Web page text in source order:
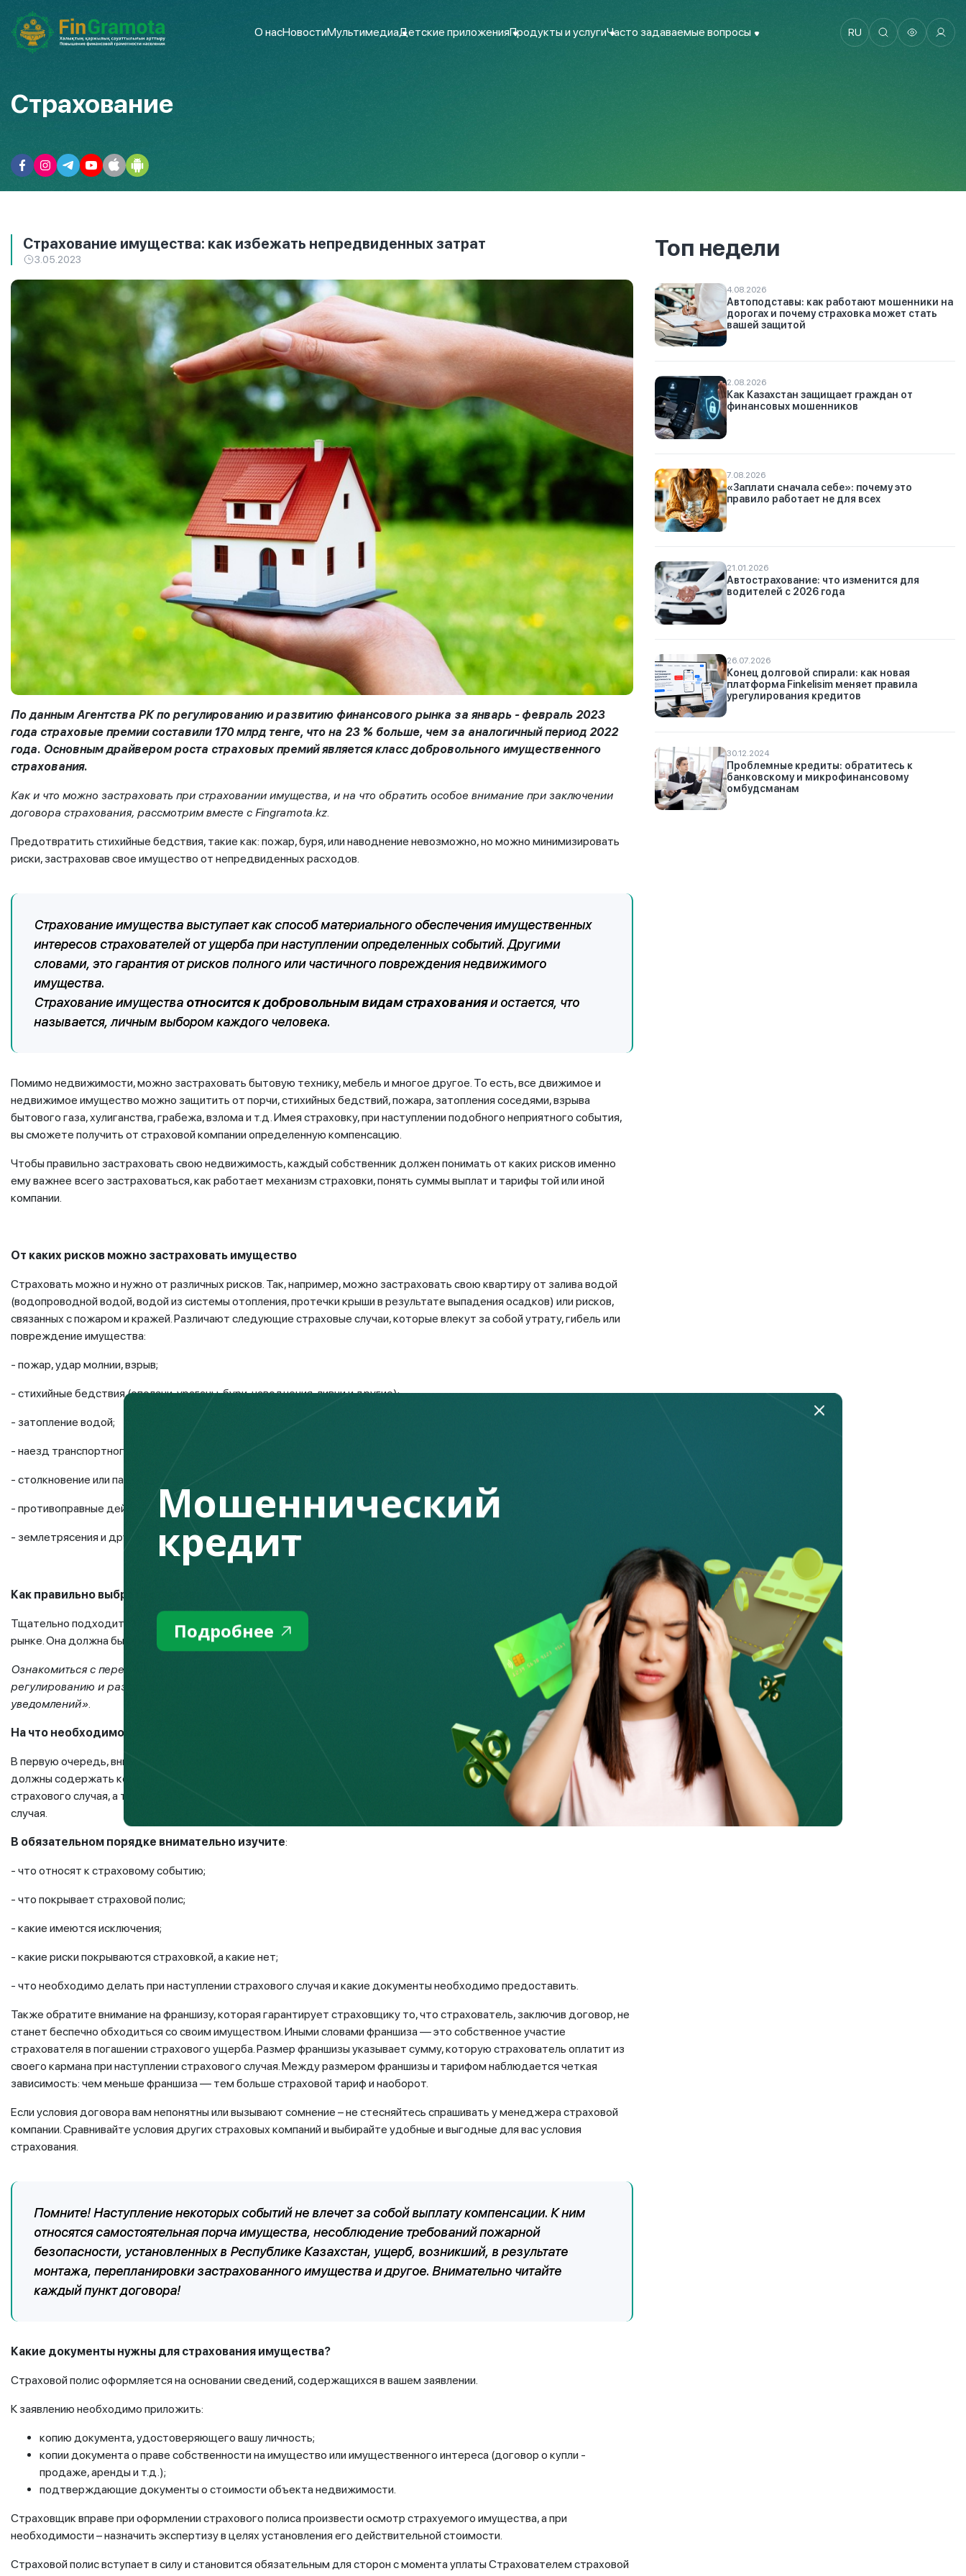
О насНовостиМультимедиаДетские приложенияПродукты и услугиЧасто задаваемые вопросы RU
Страхование
Страхование имущества: как избежать непредвиденных затрат
3.05.2023
По данным Агентства РК по регулированию и развитию финансового рынка за январь - февраль 2023
года страховые премии составили 170 млрд тенге, что на 23 % больше, чем за аналогичный период 2022
года. Основным драйвером роста страховых премий является класс добровольного имущественного
страхования.
Как и что можно застраховать при страховании имущества, и на что обратить особое внимание при заключении
договора страхования, рассмотрим вместе с Fingramota.kz.
Предотвратить стихийные бедствия, такие как: пожар, буря, или наводнение невозможно, но можно минимизировать
риски, застраховав свое имущество от непредвиденных расходов.
Страхование имущества выступает как способ материального обеспечения имущественных
интересов страхователей от ущерба при наступлении определенных событий. Другими
словами, это гарантия от рисков полного или частичного повреждения недвижимого
имущества.
Страхование имущества относится к добровольным видам страхованияи остается, что
называется, личным выбором каждого человека.
Помимо недвижимости, можно застраховать бытовую технику, мебель и многое другое. То есть, все движимое и
недвижимое имущество можно защитить от порчи, стихийных бедствий, пожара, затопления соседями, взрыва
бытового газа, хулиганства, грабежа, взлома и т.д. Имея страховку, при наступлении подобного неприятного события,
вы сможете получить от страховой компании определенную компенсацию.
Чтобы правильно застраховать свою недвижимость, каждый собственник должен понимать от каких рисков именно
ему важнее всего застраховаться, как работает механизм страховки, понять суммы выплат и тарифы той или иной
компании.
От каких рисков можно застраховать имущество
Страховать можно и нужно от различных рисков. Так, например, можно застраховать свою квартиру от залива водой
(водопроводной водой, водой из системы отопления, протечки крыши в результате выпадения осадков) или рисков,
связанных с пожаром и кражей. Различают следующие страховые случаи, которые влекут за собой утрату, гибель или
повреждение имущества:
- пожар, удар молнии, взрыв;
- стихийные бедствия (оползни, ураганы, бури, наводнения, ливни и другие);
- затопление водой;
- наезд транспортного средства;
- столкновение или падения на имущество летательных аппаратов, их обломков или предметов и грузов из них;
- противоправные действия третьих лиц, кражи, разбои, грабежи;
- землетрясения и другие случаи.
Как правильно выбрать страховую компанию
Тщательно подходите к выбору страховой компании. Проанализируете положение страховой компании на страховом
рынке. Она должна быть надежной и с четко отлаженным механизмом страховых выплат.
Ознакомиться с перечнем лицензированных страховщиков в Казахстане можно на сайте Агентства РК по
регулированию и развитию финансового рынка «www.gov.kz» в разделе – «Деятельность» - «Реестр разрешений и
уведомлений».
На что необходимо обратить внимание, при заключении договора страхования?
В первую очередь, внимательно читайте то, что подписываете. Речь идет о договоре страхования, условия которого
должны содержать конкретный перечень рисков и страховых случаев, размер страховой выплаты при наступлении
страхового случая, а также исчерпывающий перечень документов, предоставляемый при наступлении страхового
случая.
В обязательном порядке внимательно изучите:
- что относят к страховому событию;
- что покрывает страховой полис;
- какие имеются исключения;
- какие риски покрываются страховкой, а какие нет;
- что необходимо делать при наступлении страхового случая и какие документы необходимо предоставить.
Также обратите внимание на франшизу, которая гарантирует страховщику то, что страхователь, заключив договор, не
станет беспечно обходиться со своим имуществом. Иными словами франшиза — это собственное участие
страхователя в погашении страхового ущерба. Размер франшизы указывает сумму, которую страхователь оплатит из
своего кармана при наступлении страхового случая. Между размером франшизы и тарифом наблюдается четкая
зависимость: чем меньше франшиза — тем больше страховой тариф и наоборот.
Если условия договора вам непонятны или вызывают сомнение – не стесняйтесь спрашивать у менеджера страховой
компании. Сравнивайте условия других страховых компаний и выбирайте удобные и выгодные для вас условия
страхования.
Помните!Наступление некоторых событий не влечет за собой выплату компенсации. К ним
относятся самостоятельная порча имущества, несоблюдение требований пожарной
безопасности, установленных в Республике Казахстан, ущерб, возникший, в результате
монтажа, перепланировки застрахованного имущества и другое. Внимательно читайте
каждый пункт договора!
Какие документы нужны для страхования имущества?
Страховой полис оформляется на основании сведений, содержащихся в вашем заявлении.
К заявлению необходимо приложить:
копию документа, удостоверяющего вашу личность;
копии документа о праве собственности на имущество или имущественного интереса (договор о купли -
продаже, аренды и т.д.);
подтверждающие документы о стоимости объекта недвижимости.
Страховщик вправе при оформлении страхового полиса произвести осмотр страхуемого имущества, а при
необходимости – назначить экспертизу в целях установления его действительной стоимости.
Страховой полис вступает в силу и становится обязательным для сторон с момента уплаты Страхователем страховой
Топ недели
4.08.2026
Автоподставы: как работают мошенники на
дорогах и почему страховка может стать
вашей защитой
2.08.2026
Как Казахстан защищает граждан от
финансовых мошенников
7.08.2026
«Заплати сначала себе»: почему это
правило работает не для всех
21.01.2026
Автострахование: что изменится для
водителей с 2026 года
26.07.2026
Конец долговой спирали: как новая
платформа Finkelisim меняет правила
урегулирования кредитов
30.12.2024
Проблемные кредиты: обратитесь к
банковскому и микрофинансовому
омбудсманам
Мошеннический
кредит
Подробнее